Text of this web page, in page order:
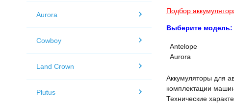
Подбор
Выберите модель:
Antelope
Aurora
Аккумуляторы для
комплектации
Технические
Aurora
Cowboy
Land Crown
Plutus